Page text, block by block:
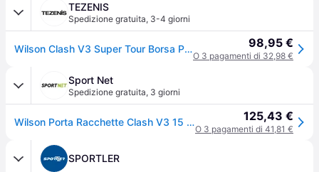
TEZENIS
Spedizione gratuita, 3-4 giorni
Wilson Clash V3 Super Tour Borsa Per Racchetta Da 15 - Nero - nero 98,95 €
O 3 pagamenti di 32,98 €
Sport Net
Spedizione gratuita, 3 giorni
Wilson Porta Racchette Clash V3 15 Pack Black/Infrared 125,43 €
O 3 pagamenti di 41,81 €
SPORTLER